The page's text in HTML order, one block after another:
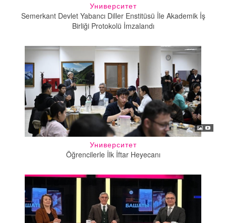
Университет
Semerkant Devlet Yabancı Diller Enstitüsü İle Akademik İş
Birliği Protokolü İmzalandı
Университет
Öğrencilerle İlk İftar Heyecanı